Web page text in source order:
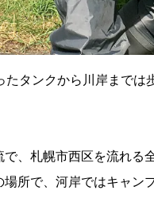
タンクから川岸まで
札幌市西区を流れる
所で、河岸ではキャン